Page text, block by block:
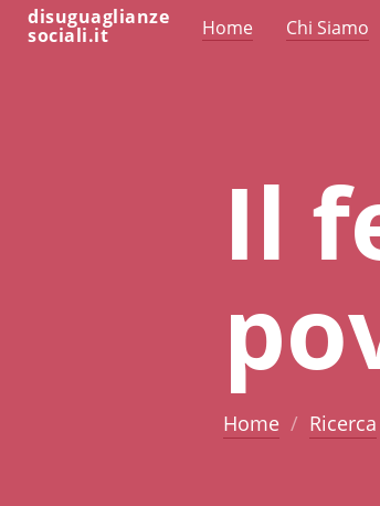
disuguaglianze
sociali.it Home Chi Siamo
Il
Home Ricerca